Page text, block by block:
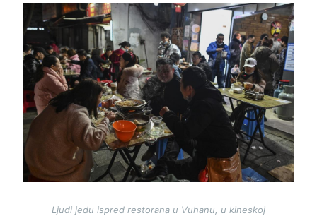
Ljudi jedu ispred restorana u Vuhanu, u kineskoj